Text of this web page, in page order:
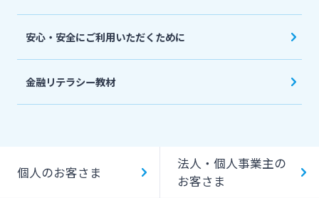
安心・安全にご利用いただくために
金融リテラシー教材
個人のお客さま
法人・個人事業主の
お客さま